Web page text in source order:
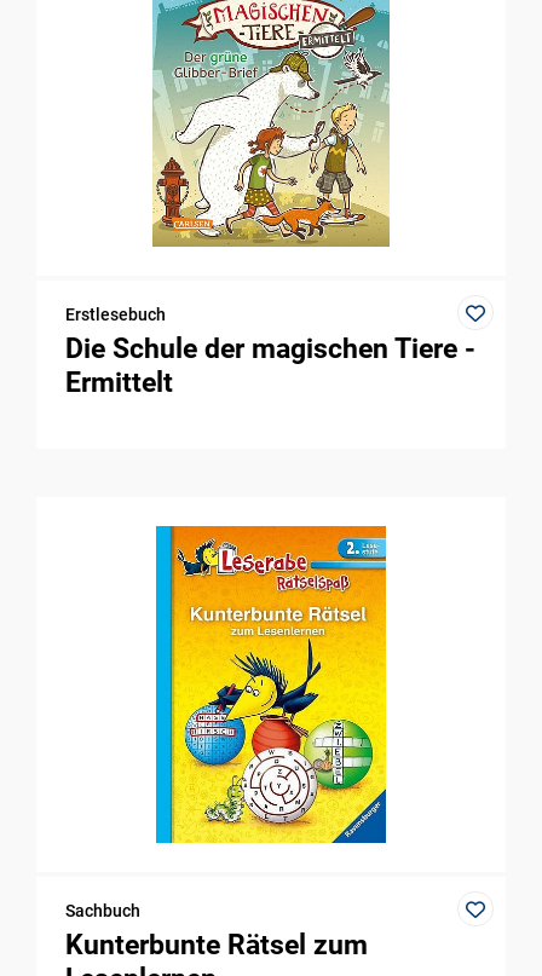
Erstlesebuch
Die Schule der magischen Tiere -
Ermittelt
Sachbuch
Kunterbunte Rätsel zum